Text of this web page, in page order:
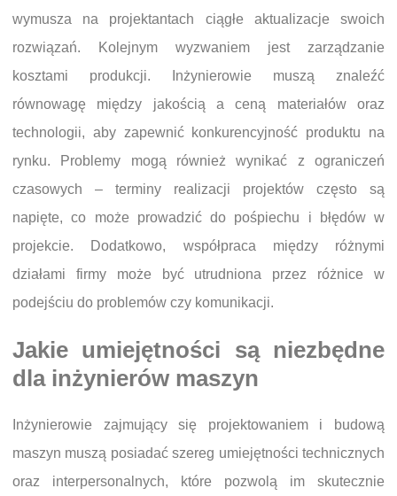
wymusza na projektantach ciągłe aktualizacje swoich
rozwiązań. Kolejnym wyzwaniem jest zarządzanie
kosztami produkcji. Inżynierowie muszą znaleźć
równowagę między jakością a ceną materiałów oraz
technologii, aby zapewnić konkurencyjność produktu na
rynku. Problemy mogą również wynikać z ograniczeń
czasowych – terminy realizacji projektów często są
napięte, co może prowadzić do pośpiechu i błędów w
projekcie. Dodatkowo, współpraca między różnymi
działami firmy może być utrudniona przez różnice w
podejściu do problemów czy komunikacji.
Jakie umiejętności są niezbędne
dla inżynierów maszyn
Inżynierowie zajmujący się projektowaniem i budową
maszyn muszą posiadać szereg umiejętności technicznych
oraz interpersonalnych, które pozwolą im skutecznie